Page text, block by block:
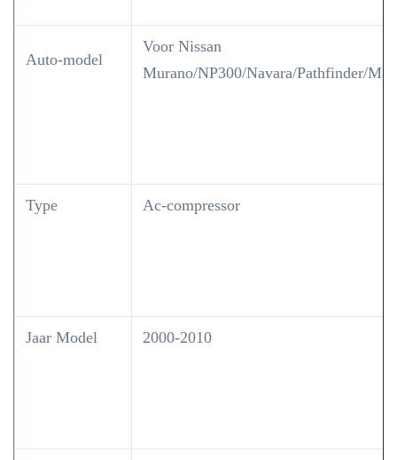
Auto-model
Voor Nissan
Murano/NP300/Navara/Pathfinder/
Type Ac-compressor
Jaar Model 2000-2010